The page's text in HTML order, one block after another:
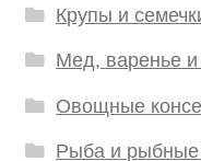
Крупы и
Мед, варенье
Овощные
Рыба и рыбные